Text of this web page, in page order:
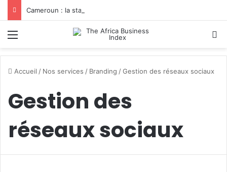
Accueil / Nos services / Branding /Gestion des réseaux sociaux
Gestion des
réseaux sociaux